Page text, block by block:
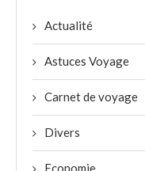
Actualité
Astuces Voyage
Carnet de voyage
Divers